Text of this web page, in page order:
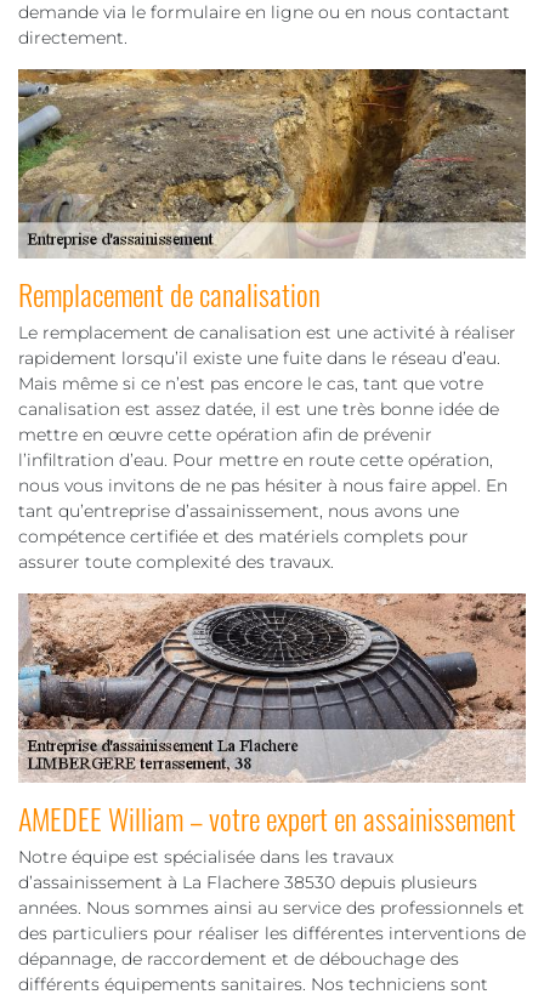
demande via le formulaire en ligne ou en nous contactant
directement.
Remplacement de canalisation
Le remplacement de canalisation est une activité à réaliser
rapidement lorsqu’il existe une fuite dans le réseau d’eau.
Mais même si ce n’est pas encore le cas, tant que votre
canalisation est assez datée, il est une très bonne idée de
mettre en œuvre cette opération afin de prévenir
l’infiltration d’eau. Pour mettre en route cette opération,
nous vous invitons de ne pas hésiter à nous faire appel. En
tant qu’entreprise d’assainissement, nous avons une
compétence certifiée et des matériels complets pour
assurer toute complexité des travaux.
AMEDEE William – votre expert en assainissement
Notre équipe est spécialisée dans les travaux
d’assainissement à La Flachere 38530 depuis plusieurs
années. Nous sommes ainsi au service des professionnels et
des particuliers pour réaliser les différentes interventions de
dépannage, de raccordement et de débouchage des
différents équipements sanitaires. Nos techniciens sont